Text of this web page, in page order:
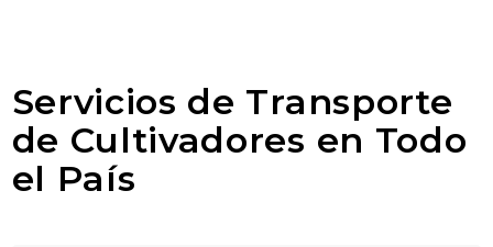
Servicios de Transporte
de Cultivadores en Todo
el País